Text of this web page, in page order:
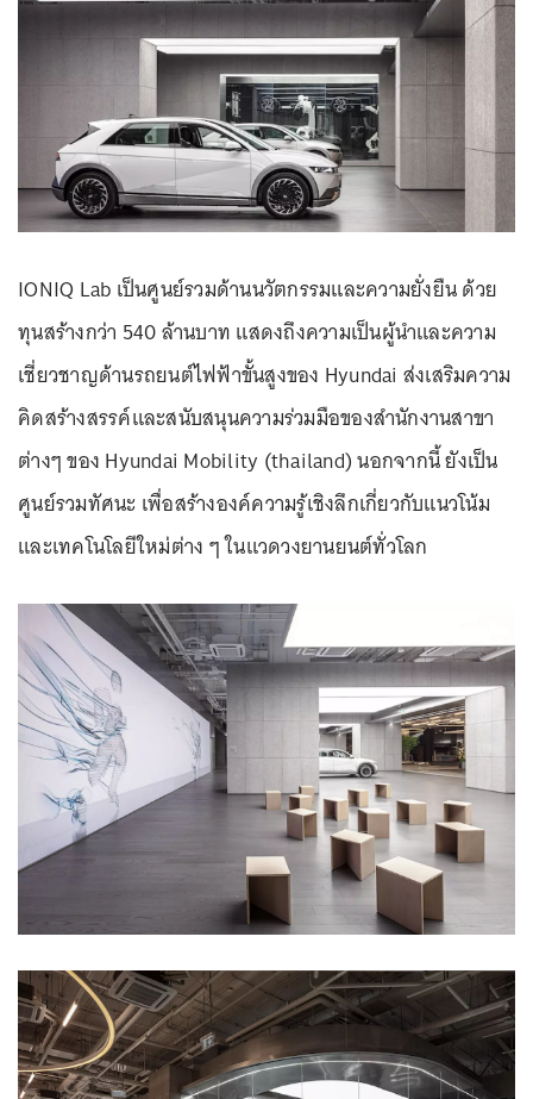
IONIQ Lab เป็นศูนย์รวมด้านนวัตกรรมและความยั่งยืน ด้วย
ทุนสร้างกว่า 540 ล้านบาท แสดงถึงความเป็นผู้นำและความ
เชี่ยวชาญด้านรถยนต์ไฟฟ้าขั้นสูงของ Hyundai ส่งเสริมความ
คิดสร้างสรรค์และสนับสนุนความร่วมมือของสำนักงานสาขา
ต่างๆ ของ Hyundai Mobility (thailand) นอกจากนี้ ยังเป็น
ศูนย์รวมทัศนะ เพื่อสร้างองค์ความรู้เชิงลึกเกี่ยวกับแนวโน้ม
และเทคโนโลยีใหม่ต่าง ๆ ในแวดวงยานยนต์ทั่วโลก